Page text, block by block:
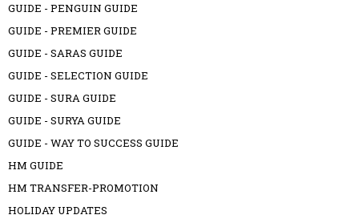
GUIDE - PENGUIN GUIDE
GUIDE - PREMIER GUIDE
GUIDE - SARAS GUIDE
GUIDE - SELECTION GUIDE
GUIDE - SURA GUIDE
GUIDE - SURYA GUIDE
GUIDE - WAY TO SUCCESS GUIDE
HM GUIDE
HM TRANSFER-PROMOTION
HOLIDAY UPDATES